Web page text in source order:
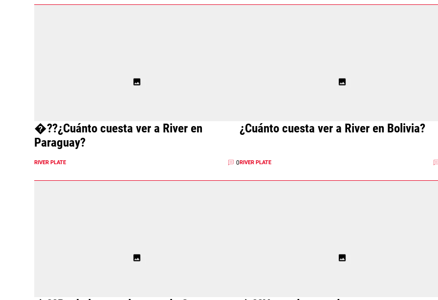
�??¿Cuánto cuesta ver a River en
Paraguay?
RIVER PLATE 0
¿Cuánto cuesta ver a River en Bolivia?
RIVER PLATE